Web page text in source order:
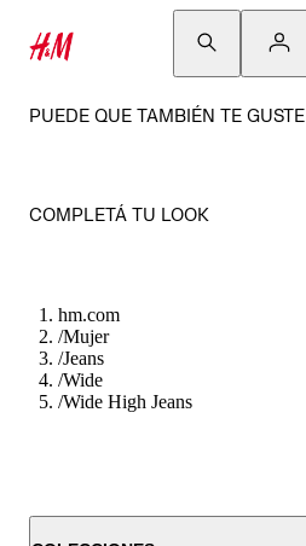
PUEDE QUE TAMBIÉN TE GUSTE
COMPLETÁ TU LOOK
hm.com
/Mujer
/Jeans
/Wide
/Wide High Jeans